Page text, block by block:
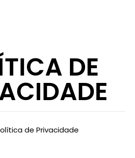
DE
de Privacidade